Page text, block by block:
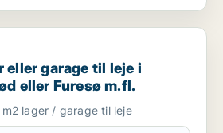
garage til leje i Allerød, Birkerød eller
eller garage til leje i
eller Furesø m.fl.
lager / garage til leje